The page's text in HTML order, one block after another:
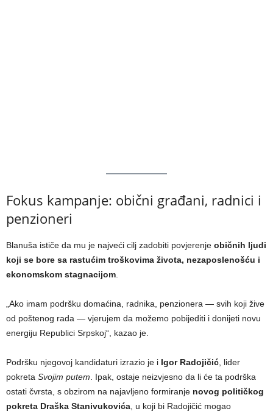
Fokus kampanje: obični građani, radnici i
penzioneri
Blanuša ističe da mu je najveći cilj zadobiti povjerenje običnih ljudi
koji se bore sa rastućim troškovima života, nezaposlenošću i
ekonomskom stagnacijom
„Ako imam podršku domaćina, radnika, penzionera — svih koji žive
od poštenog rada — vjerujem da možemo pobijediti i donijeti novu
energiju Republici Srpskoj“, kazao je.
Podršku njegovoj kandidaturi izrazio je i Igor Radojičić , lider
pokreta Svojim putem . Ipak, ostaje neizvjesno da li će ta podrška
ostati čvrsta, s obzirom na najavljeno formiranje novog političkog
pokreta Draška Stanivukovića , u koji bi Radojičić mogao